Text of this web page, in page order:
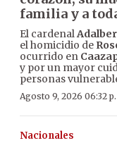
familia y a
El cardenal
el homicidio de
ocurrido en
y por un mayor
personas
Agosto 9, 2026 06:32
Nacionales